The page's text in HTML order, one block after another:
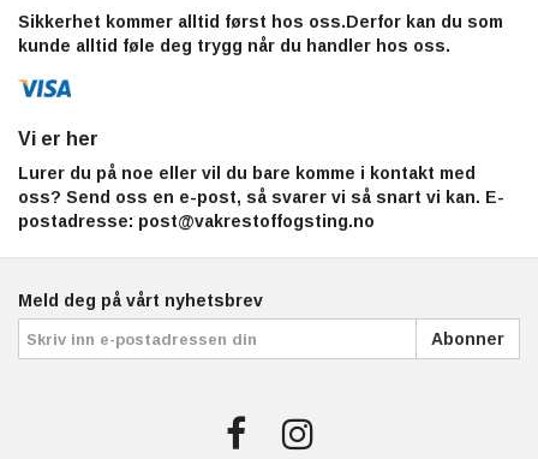
Sikkerhet kommer alltid først hos oss.Derfor kan du som
kunde alltid føle deg trygg når du handler hos oss.
Vi er her
Lurer du på noe eller vil du bare komme i kontakt med
oss? Send oss en e-post, så svarer vi så snart vi kan. E-
postadresse: post@vakrestoffogsting.no
Meld deg på vårt nyhetsbrev
Abonner